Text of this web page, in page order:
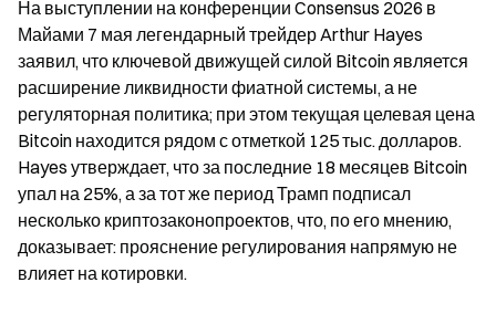
На выступлении на конференции Consensus 2026 в
Майами 7 мая легендарный трейдер Arthur Hayes
заявил, что ключевой движущей силой Bitcoin является
расширение ликвидности фиатной системы, а не
регуляторная политика; при этом текущая целевая цена
Bitcoin находится рядом с отметкой 125 тыс. долларов.
Hayes утверждает, что за последние 18 месяцев Bitcoin
упал на 25%, а за тот же период Трамп подписал
несколько криптозаконопроектов, что, по его мнению,
доказывает: прояснение регулирования напрямую не
влияет на котировки.